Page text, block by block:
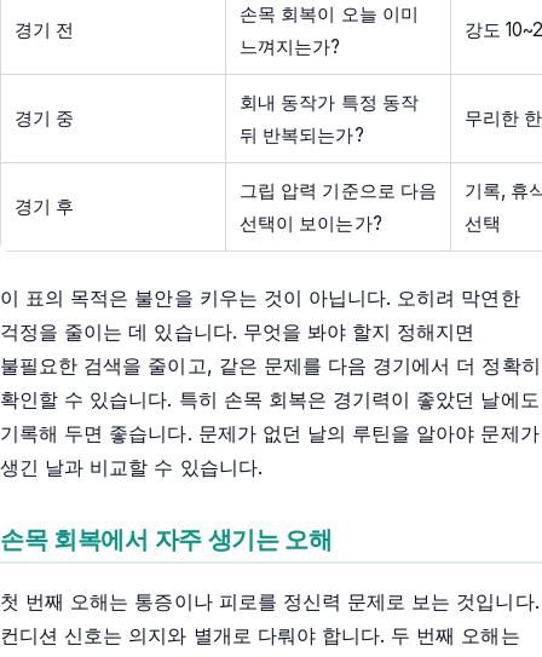
경기 전
손목 회복이 오늘 이미
느껴지는가?
강도
경기 중
회내 동작가 특정 동작
뒤 반복되는가?
무리한
경기 후
그립 압력 기준으로 다음
선택이 보이는가?
기록, 휴
선택
이 표의 목적은 불안을 키우는 것이 아닙니다. 오히려 막연한
걱정을 줄이는 데 있습니다. 무엇을 봐야 할지 정해지면
불필요한 검색을 줄이고, 같은 문제를 다음 경기에서 더 정확히
확인할 수 있습니다. 특히 손목 회복은 경기력이 좋았던 날에도
기록해 두면 좋습니다. 문제가 없던 날의 루틴을 알아야 문제가
생긴 날과 비교할 수 있습니다.
손목 회복에서 자주 생기는 오해
첫 번째 오해는 통증이나 피로를 정신력 문제로 보는 것입니다.
컨디션 신호는 의지와 별개로 다뤄야 합니다. 두 번째 오해는